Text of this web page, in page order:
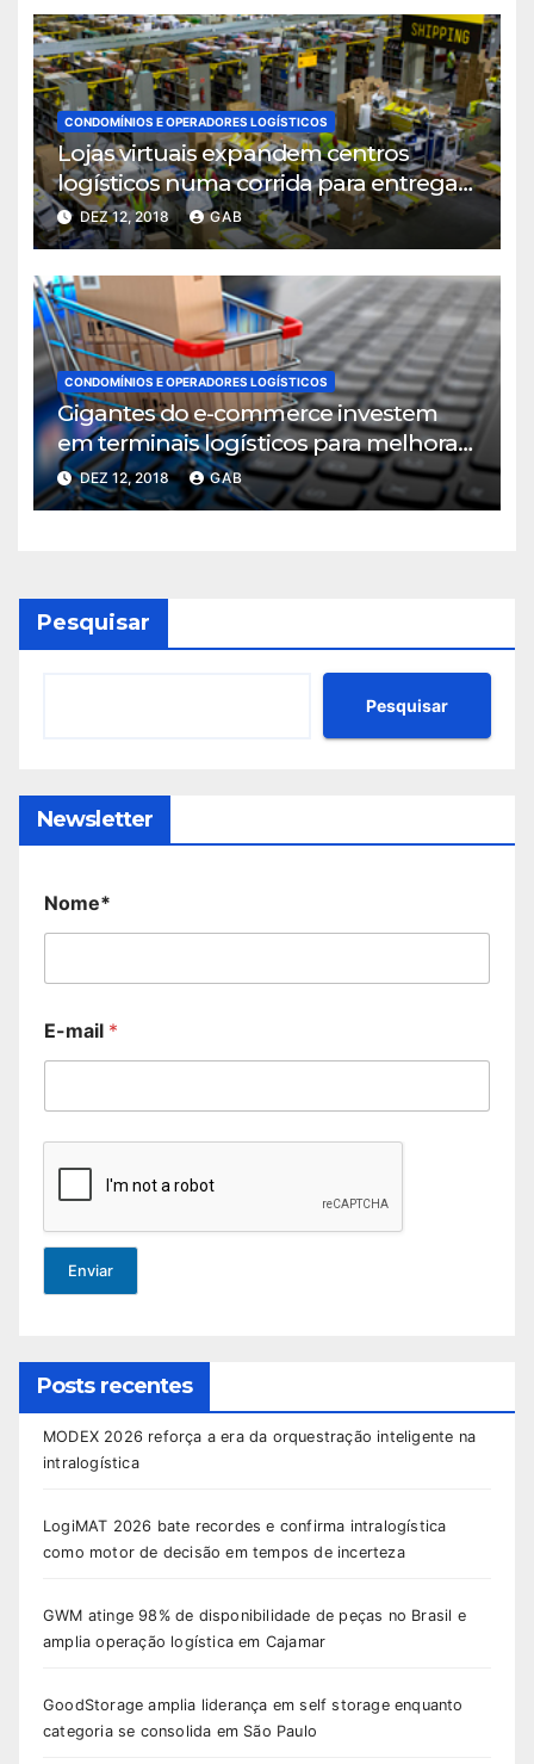
CONDOMÍNIOS E OPERADORES LOGÍSTICOS
Lojas virtuais expandem centros
logísticos numa corrida para entregar
mais rápido
DEZ 12, 2018 GAB
CONDOMÍNIOS E OPERADORES LOGÍSTICOS
Gigantes do e-commerce investem
em terminais logísticos para melhorar
ritmo de entregas
DEZ 12, 2018 GAB
Pesquisar
Pesquisar
Newsletter
Nome*
E-mail *
Enviar
Posts recentes
MODEX 2026 reforça a era da orquestração inteligente na
intralogística
LogiMAT 2026 bate recordes e confirma intralogística
como motor de decisão em tempos de incerteza
GWM atinge 98% de disponibilidade de peças no Brasil e
amplia operação logística em Cajamar
GoodStorage amplia liderança em self storage enquanto
categoria se consolida em São Paulo